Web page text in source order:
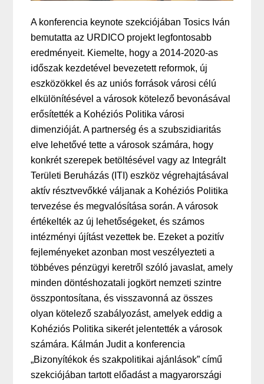
A konferencia keynote szekciójában Tosics Iván
bemutatta az URDICO projekt legfontosabb
eredményeit. Kiemelte, hogy a 2014-2020-as
időszak kezdetével bevezetett reformok, új
eszközökkel és az uniós források városi célú
elkülönítésével a városok kötelező bevonásával
erősítették a Kohéziós Politika városi
dimenzióját. A partnerség és a szubszidiaritás
elve lehetővé tette a városok számára, hogy
konkrét szerepek betöltésével vagy az Integrált
Területi Beruházás (ITI) eszköz végrehajtásával
aktív résztvevőkké váljanak a Kohéziós Politika
tervezése és megvalósítása során. A városok
értékelték az új lehetőségeket, és számos
intézményi újítást vezettek be. Ezeket a pozitív
fejleményeket azonban most veszélyezteti a
többéves pénzügyi keretről szóló javaslat, amely
minden döntéshozatali jogkört nemzeti szintre
összpontosítana, és visszavonná az összes
olyan kötelező szabályozást, amelyek eddig a
Kohéziós Politika sikerét jelentették a városok
számára. Kálmán Judit a konferencia
„Bizonyítékok és szakpolitikai ajánlások” című
szekciójában tartott előadást a magyarországi